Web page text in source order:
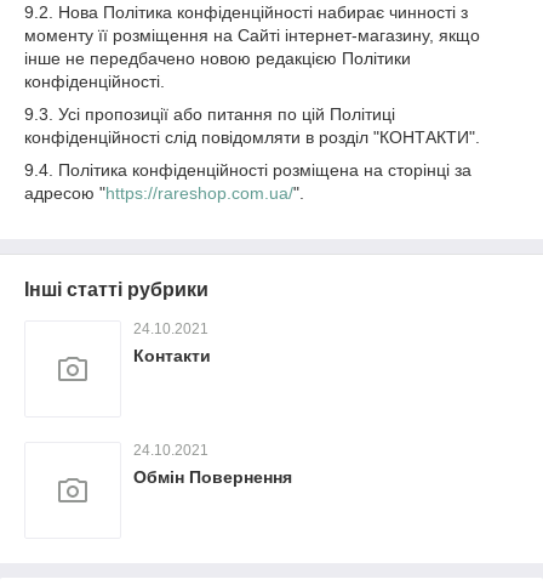
9.2. Нова Політика конфіденційності набирає чинності з
моменту її розміщення на Сайті інтернет-магазину, якщо
інше не передбачено новою редакцією Політики
конфіденційності.
9.3. Усі пропозиції або питання по цій Політиці
конфіденційності слід повідомляти в розділ "КОНТАКТИ".
9.4. Політика конфіденційності розміщена на сторінці за
адресою "https://rareshop.com.ua/".
Інші статті рубрики
24.10.2021
Контакти
24.10.2021
Обмін Повернення